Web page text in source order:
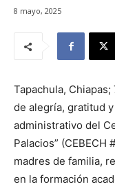
8 mayo, 2025
Tapachula,
de alegría, gratitud
administrativo del
Palacios”
madres de familia,
en la formación